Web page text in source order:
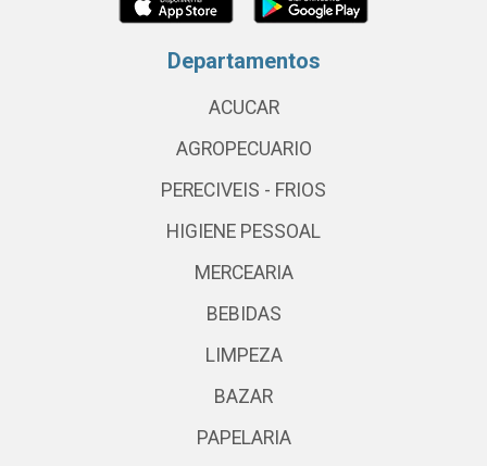
Departamentos
ACUCAR
AGROPECUARIO
PERECIVEIS - FRIOS
HIGIENE PESSOAL
MERCEARIA
BEBIDAS
LIMPEZA
BAZAR
PAPELARIA